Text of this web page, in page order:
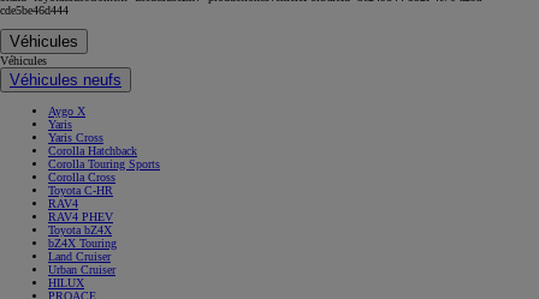
cde5be46d444
Véhicules
Véhicules
Véhicules neufs
Aygo X
Yaris
Yaris Cross
Corolla Hatchback
Corolla Touring Sports
Corolla Cross
Toyota C-HR
RAV4
RAV4 PHEV
Toyota bZ4X
bZ4X Touring
Land Cruiser
Urban Cruiser
HILUX